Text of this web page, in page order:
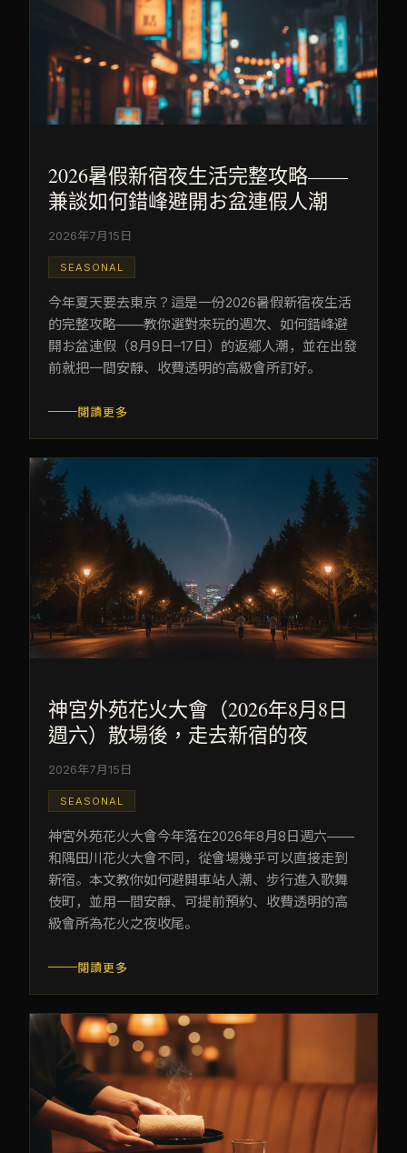
2026暑假新宿夜生活完整攻略——
兼談如何錯峰避開お盆連假人潮
2026年7月15日
SEASONAL
今年夏天要去東京？這是一份2026暑假新宿夜生活
的完整攻略——教你選對來玩的週次、如何錯峰避
開お盆連假（8月9日–17日）的返鄉人潮，並在出發
前就把一間安靜、收費透明的高級會所訂好。
閱讀更多
神宮外苑花火大會（2026年8月8日
週六）散場後，走去新宿的夜
2026年7月15日
SEASONAL
神宮外苑花火大會今年落在2026年8月8日週六——
和隅田川花火大會不同，從會場幾乎可以直接走到
新宿。本文教你如何避開車站人潮、步行進入歌舞
伎町，並用一間安靜、可提前預約、收費透明的高
級會所為花火之夜收尾。
閱讀更多